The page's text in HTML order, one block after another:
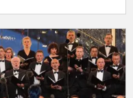
rendez-vous à la
les 23, 24 et 25 janvier